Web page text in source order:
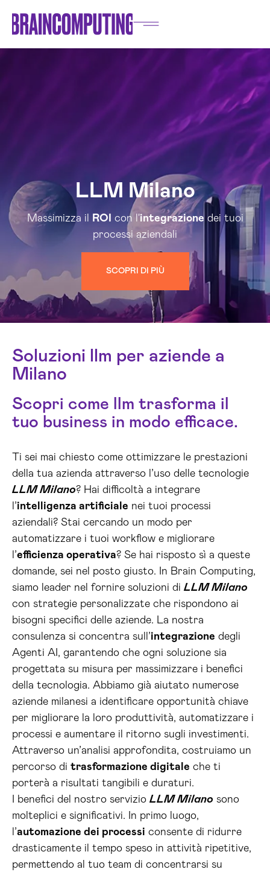
LLM Milano
Massimizza il ROI con l'integrazione dei tuoi
processi aziendali
SCOPRI DI PIÙ
Soluzioni llm per aziende a
Milano
Scopri come llm trasforma il
tuo business in modo efficace.
Ti sei mai chiesto come ottimizzare le prestazioni
della tua azienda attraverso l’uso delle tecnologie
LLM Milano? Hai difficoltà a integrare
l’intelligenza artificiale nei tuoi processi
aziendali? Stai cercando un modo per
automatizzare i tuoi workflow e migliorare
l’efficienza operativa? Se hai risposto sì a queste
domande, sei nel posto giusto. In Brain Computing,
siamo leader nel fornire soluzioni di LLM Milano
con strategie personalizzate che rispondono ai
bisogni specifici delle aziende. La nostra
consulenza si concentra sull’integrazione degli
Agenti AI, garantendo che ogni soluzione sia
progettata su misura per massimizzare i benefici
della tecnologia. Abbiamo già aiutato numerose
aziende milanesi a identificare opportunità chiave
per migliorare la loro produttività, automatizzare i
processi e aumentare il ritorno sugli investimenti.
Attraverso un’analisi approfondita, costruiamo un
percorso di trasformazione digitale che ti
porterà a risultati tangibili e duraturi.
I benefici del nostro servizio LLM Milano sono
molteplici e significativi. In primo luogo,
l’automazione dei processi consente di ridurre
drasticamente il tempo speso in attività ripetitive,
permettendo al tuo team di concentrarsi su